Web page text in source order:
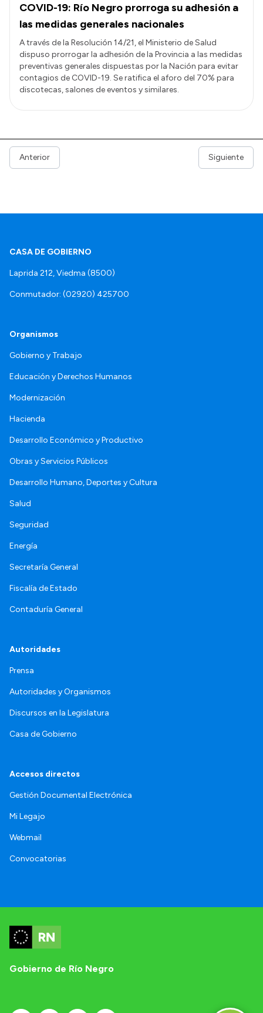
COVID-19: Río Negro prorroga su adhesión a
las medidas generales nacionales
A través de la Resolución 14/21, el Ministerio de Salud
dispuso prorrogar la adhesión de la Provincia a las medidas
preventivas generales dispuestas por la Nación para evitar
contagios de COVID-19. Se ratifica el aforo del 70% para
discotecas, salones de eventos y similares.
Anterior Siguiente
CASA DE GOBIERNO
Laprida 212, Viedma (8500)
Conmutador: (02920) 425700
Organismos
Gobierno y Trabajo
Educación y Derechos Humanos
Modernización
Hacienda
Desarrollo Económico y Productivo
Obras y Servicios Públicos
Desarrollo Humano, Deportes y Cultura
Salud
Seguridad
Energía
Secretaría General
Fiscalía de Estado
Contaduría General
Autoridades
Prensa
Autoridades y Organismos
Discursos en la Legislatura
Casa de Gobierno
Accesos directos
Gestión Documental Electrónica
Mi Legajo
Webmail
Convocatorias
Gobierno de Río Negro